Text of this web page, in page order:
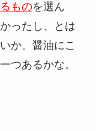
ものを選ん
ったし、とは
か。醤油にこ
つあるかな。